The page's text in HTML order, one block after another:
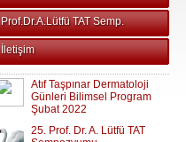
Prof.Dr.A.Lütfü TAT Semp.
İletişim
Atıf Taşpınar Dermatoloji
Günleri Bilimsel Program
Şubat 2022
25. Prof. Dr. A. Lütfü TAT